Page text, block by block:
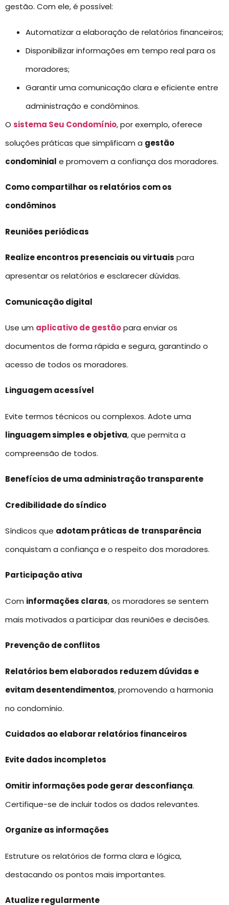
gestão. Com ele, é possível:
Automatizar a elaboração de relatórios financeiros;
Disponibilizar informações em tempo real para os
moradores;
Garantir uma comunicação clara e eficiente entre
administração e condôminos.
O sistema Seu Condomínio, por exemplo, oferece
soluções práticas que simplificam a gestão
condominial e promovem a confiança dos moradores.
Como compartilhar os relatórios com os
condôminos
Reuniões periódicas
Realize encontros presenciais ou virtuais para
apresentar os relatórios e esclarecer dúvidas.
Comunicação digital
Use um aplicativo de gestãopara enviar os
documentos de forma rápida e segura, garantindo o
acesso de todos os moradores.
Linguagem acessível
Evite termos técnicos ou complexos. Adote uma
linguagem simples e objetiva, que permita a
compreensão de todos.
Benefícios de uma administração transparente
Credibilidade do síndico
Síndicos que adotam práticas de transparência
conquistam a confiança e o respeito dos moradores.
Participação ativa
Com informações claras, os moradores se sentem
mais motivados a participar das reuniões e decisões.
Prevenção de conflitos
Relatórios bem elaborados reduzem dúvidas e
evitam desentendimentos, promovendo a harmonia
no condomínio.
Cuidados ao elaborar relatórios financeiros
Evite dados incompletos
Omitir informações pode gerar desconfiança.
Certifique-se de incluir todos os dados relevantes.
Organize as informações
Estruture os relatórios de forma clara e lógica,
destacando os pontos mais importantes.
Atualize regularmente